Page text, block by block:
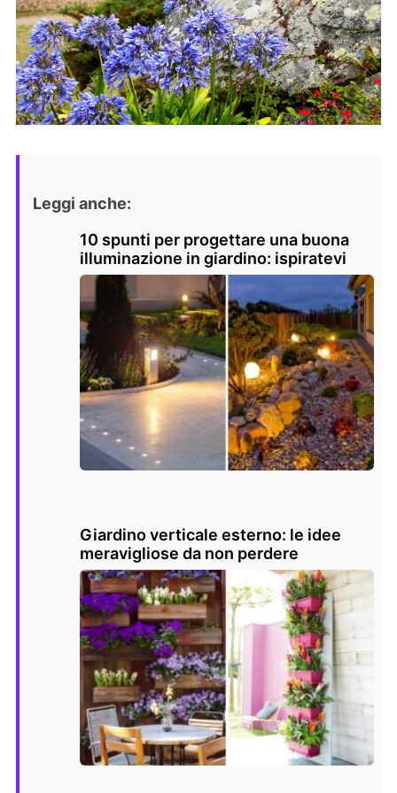
Leggi anche:
10 spunti per progettare una buona
illuminazione in giardino: ispiratevi
Giardino verticale esterno: le idee
meravigliose da non perdere